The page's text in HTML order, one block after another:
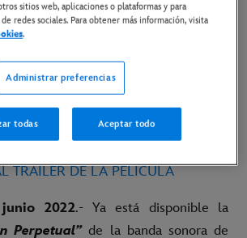
ORIGINAL AL
LINK AL VIDEO
AL MATERIAL DISPONIBLE
TRÁILER DE LA PELÍCULA
2022.- Ya está disponible la
Perpetual”de la banda sonora de
sitios web, aplicaciones o plataformas y para
redes sociales. Para obtener más información, visita
.
Administrar preferencias
todas Aceptar todo